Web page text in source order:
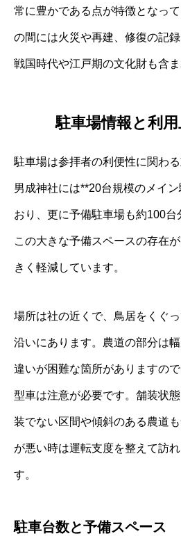
常に豊かである点が特徴となっ
の間には火災や再建、修復の記
戦国時代や江戸期の文化財も含ま
駐車場情報と利
駐車場は参拝者の利便性に関わ
男成神社には**20台規模のメイ
おり、更に予備駐車場も約100台
この大きな予備スペースの存在
きく軽減しています。
場所は社の近くで、鳥居をくぐ
沿いにあります。農道の部分は
違いが困難な箇所がありますの
型車は注意が必要です。舗装状
装でない区間や傾斜のある農道
が悪い時は運転支度を整えて訪
す。
駐車台数と予備スペース